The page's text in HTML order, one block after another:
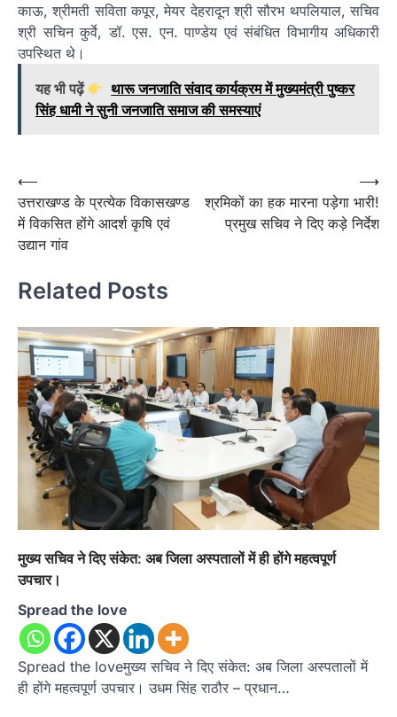
काऊ, श्रीमती सविता कपूर, मेयर देहरादून श्री सौरभ थपलियाल, सचिव
श्री सचिन कुर्वे, डॉ. एस. एन. पाण्डेय एवं संबंधित विभागीय अधिकारी
उपस्थित थे।
यह भी पढ़ें
थारू जनजाति संवाद कार्यक्रम में मुख्यमंत्री पुष्कर
सिंह धामी ने सुनी जनजाति समाज की समस्याएं
Post
navigation
⟵
उत्तराखण्ड के प्रत्येक विकासखण्ड
में विकसित होंगे आदर्श कृषि एवं
उद्यान गांव
श्रमिकों का हक मारना पड़ेगा भारी!
प्रमुख सचिव ने दिए कड़े निर्देश
⟶
Related Posts
मुख्य सचिव ने दिए संकेत: अब जिला अस्पतालों में ही होंगे महत्वपूर्ण
उपचार।
Spread the love
Spread the loveमुख्य सचिव ने दिए संकेत: अब जिला अस्पतालों में
ही होंगे महत्वपूर्ण उपचार। उधम सिंह राठौर – प्रधान…